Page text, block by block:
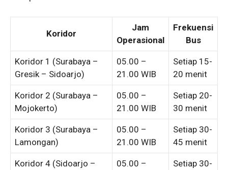
Koridor
Jam
Operasional
Frekuensi
Bus
Koridor 1 (Surabaya –
Gresik – Sidoarjo)
05.00 –
21.00 WIB
Setiap 15-
20 menit
Koridor 2 (Surabaya –
Mojokerto)
05.00 –
21.00 WIB
Setiap 20-
30 menit
Koridor 3 (Surabaya –
Lamongan)
05.00 –
21.00 WIB
Setiap 30-
45 menit
Koridor 4 (Sidoarjo –
05.00 –
Setiap 30-